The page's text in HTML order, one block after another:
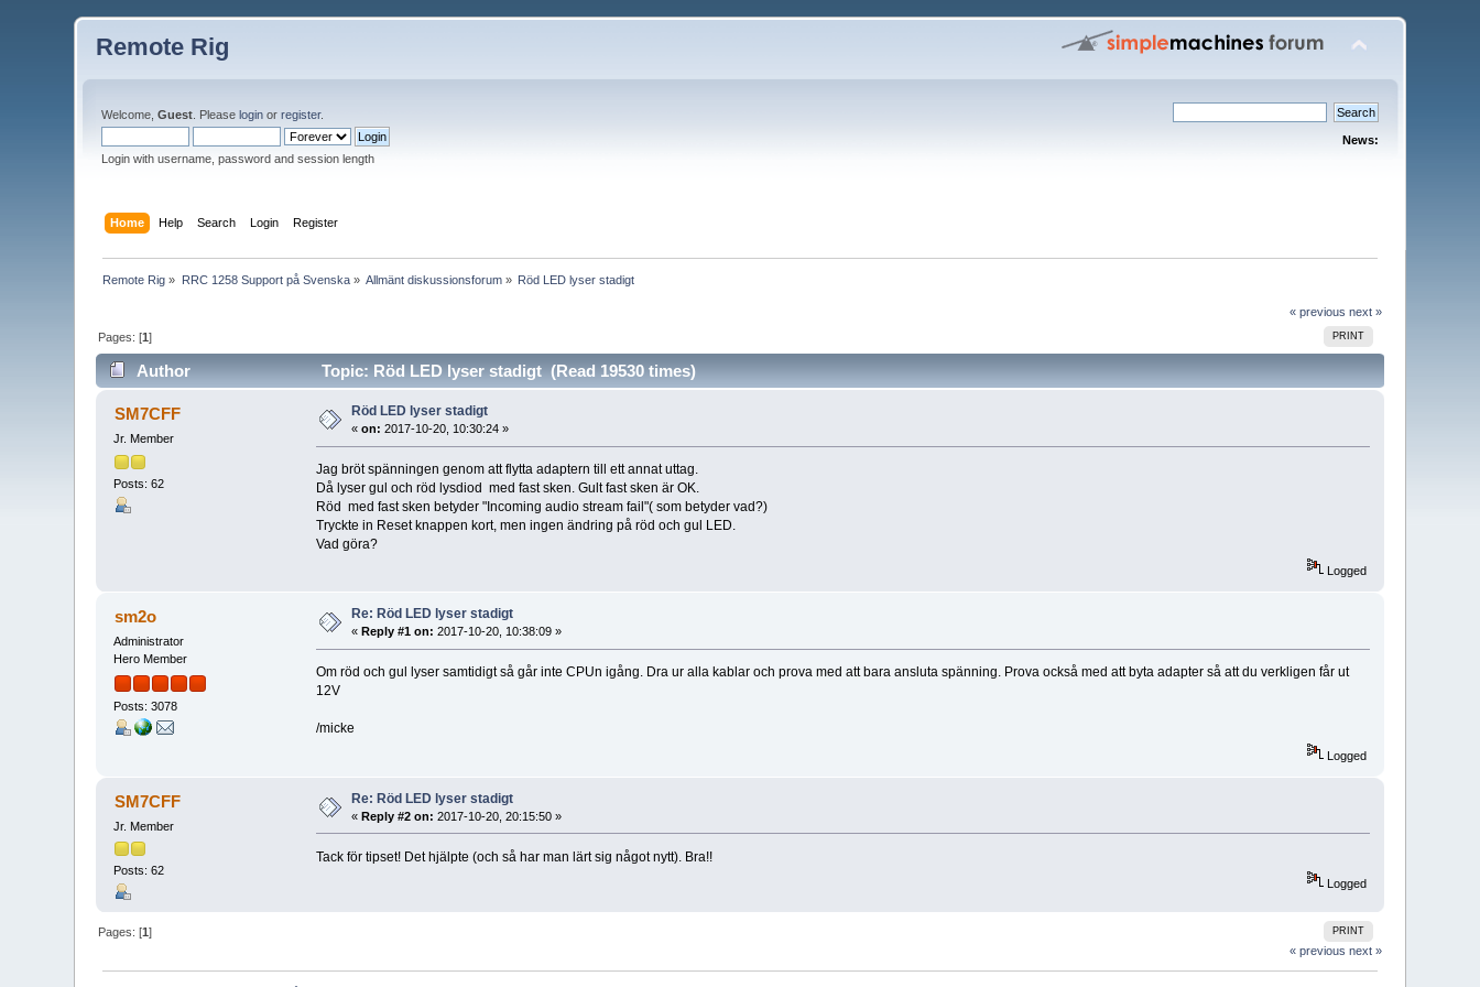
Remote Rig
Welcome,Guest . Pleaselogin orregister.
Login with username, password and session length
News:
Home Help Search Login Register
Remote Rig » RRC 1258 Support på Svenska» Allmänt diskussionsforum » Röd LED lyser stadigt
« previous next »
PRINT
Pages: [1]
Author Topic: Röd LED lyser stadigt (Read 19530 times)
SM7CFF
Jr. Member
Posts: 62
Röd LED lyser stadigt
«on: 2017-10-20, 10:30:24 »
Jag bröt spänningen genom att flytta adaptern till ett annat uttag.
Då lyser gul och röd lysdiod med fast sken. Gult fast sken är OK.
Röd med fast sken betyder "Incoming audio stream fail"( som betyder vad?)
Tryckte in Reset knappen kort, men ingen ändring på röd och gul LED.
Vad göra?
Logged
sm2o
Administrator
Hero Member
Posts: 3078
Re: Röd LED lyser stadigt
« Reply #1 on: 2017-10-20, 10:38:09 »
Om röd och gul lyser samtidigt så går inte CPUn igång. Dra ur alla kablar och prova med att bara ansluta spänning. Prova också med att byta adapter så att du verkligen får ut
12V
/micke
Logged
SM7CFF
Jr. Member
Posts: 62
Re: Röd LED lyser stadigt
«Reply #2 on: 2017-10-20, 20:15:50 »
Tack för tipset! Det hjälpte (och så har man lärt sig något nytt). Bra!!
Logged
PRINT
Pages: [1]
« previous next »